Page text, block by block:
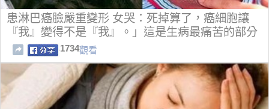
患淋巴癌臉嚴重變形 女哭：死掉算了，癌細胞讓
『我』變得不是『我』。」這是生病最痛苦的部分
1734觀看